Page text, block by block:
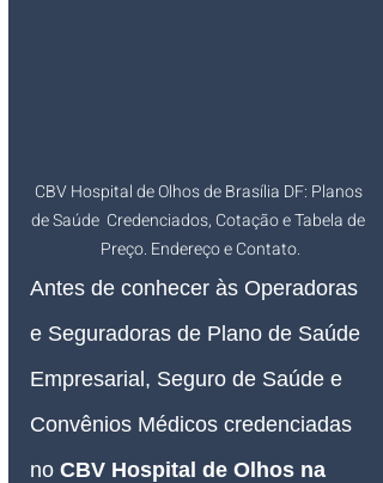
CBV Hospital de Olhos de Brasília DF: Planos
de Saúde  Credenciados, Cotação e Tabela de
Preço. Endereço e Contato.
Antes de conhecer às Operadoras
e Seguradoras de Plano de Saúde
Empresarial, Seguro de Saúde e
Convênios Médicos credenciadas
no CBV Hospital de Olhos na